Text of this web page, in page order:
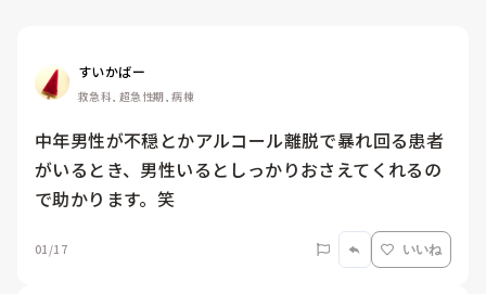
すいかばー
救急科, 超急性期, 病棟
中年男性が不穏とかアルコール離脱で暴れ回る患者
がいるとき、男性いるとしっかりおさえてくれるの
で助かります。笑
01/17 いいね